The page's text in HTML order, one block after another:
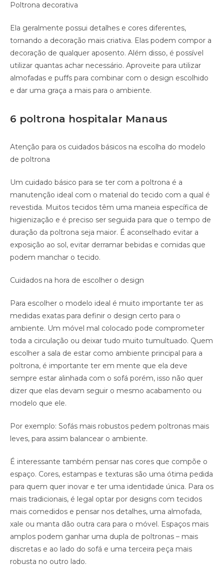
Poltrona decorativa
Ela geralmente possui detalhes e cores diferentes,
tornando a decoração mais criativa. Elas podem compor a
decoração de qualquer aposento. Além disso, é possível
utilizar quantas achar necessário. Aproveite para utilizar
almofadas e puffs para combinar com o design escolhido
e dar uma graça a mais para o ambiente.
6 poltrona hospitalar Manaus
Atenção para os cuidados básicos na escolha do modelo
de poltrona
Um cuidado básico para se ter com a poltrona é a
manutenção ideal com o material do tecido com a qual é
revestida. Muitos tecidos têm uma maneia específica de
higienização e é preciso ser seguida para que o tempo de
duração da poltrona seja maior. É aconselhado evitar a
exposição ao sol, evitar derramar bebidas e comidas que
podem manchar o tecido.
Cuidados na hora de escolher o design
Para escolher o modelo ideal é muito importante ter as
medidas exatas para definir o design certo para o
ambiente. Um móvel mal colocado pode comprometer
toda a circulação ou deixar tudo muito tumultuado. Quem
escolher a sala de estar como ambiente principal para a
poltrona, é importante ter em mente que ela deve
sempre estar alinhada com o sofá porém, isso não quer
dizer que elas devam seguir o mesmo acabamento ou
modelo que ele.
Por exemplo: Sofás mais robustos pedem poltronas mais
leves, para assim balancear o ambiente.
É interessante também pensar nas cores que compõe o
espaço. Cores, estampas e texturas são uma ótima pedida
para quem quer inovar e ter uma identidade única. Para os
mais tradicionais, é legal optar por designs com tecidos
mais comedidos e pensar nos detalhes, uma almofada,
xale ou manta dão outra cara para o móvel. Espaços mais
amplos podem ganhar uma dupla de poltronas – mais
discretas e ao lado do sofá e uma terceira peça mais
robusta no outro lado.